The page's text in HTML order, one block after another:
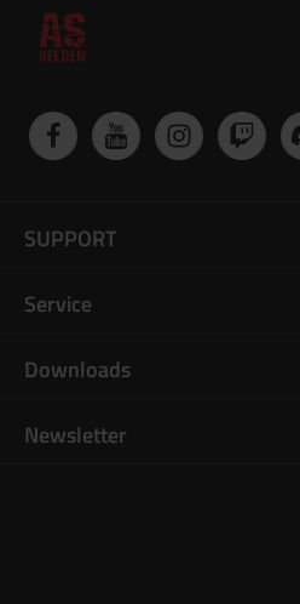
Newsletter
SUPPORT
Service
Downloads